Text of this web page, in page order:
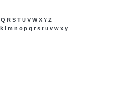
Q R S T U V W X Y Z
k l m n o p q r s t u v w x y